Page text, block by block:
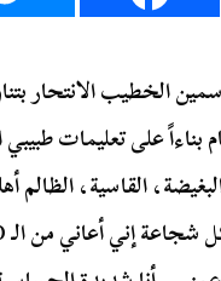
الخطيب الانتحار
بناءاً على تعليمات
القاسية،
شجاعة إني أعاني من الـ